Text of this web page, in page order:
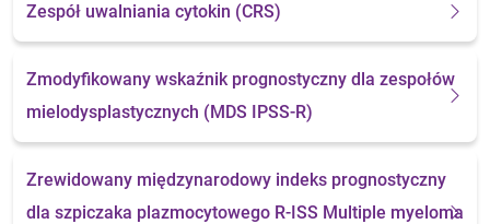
Zespół uwalniania cytokin (CRS)
Zmodyfikowany wskaźnik prognostyczny dla zespołów
mielodysplastycznych (MDS IPSS-R)
Zrewidowany międzynarodowy indeks prognostyczny
dla szpiczaka plazmocytowego R-ISS Multiple myeloma